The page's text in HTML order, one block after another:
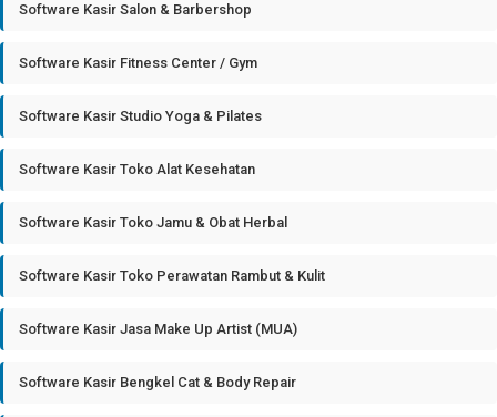
Software Kasir Salon & Barbershop
Software Kasir Fitness Center / Gym
Software Kasir Studio Yoga & Pilates
Software Kasir Toko Alat Kesehatan
Software Kasir Toko Jamu & Obat Herbal
Software Kasir Toko Perawatan Rambut & Kulit
Software Kasir Jasa Make Up Artist (MUA)
Software Kasir Bengkel Cat & Body Repair